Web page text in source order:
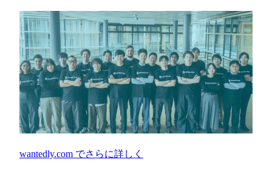
wantedly.com でさらに詳しく